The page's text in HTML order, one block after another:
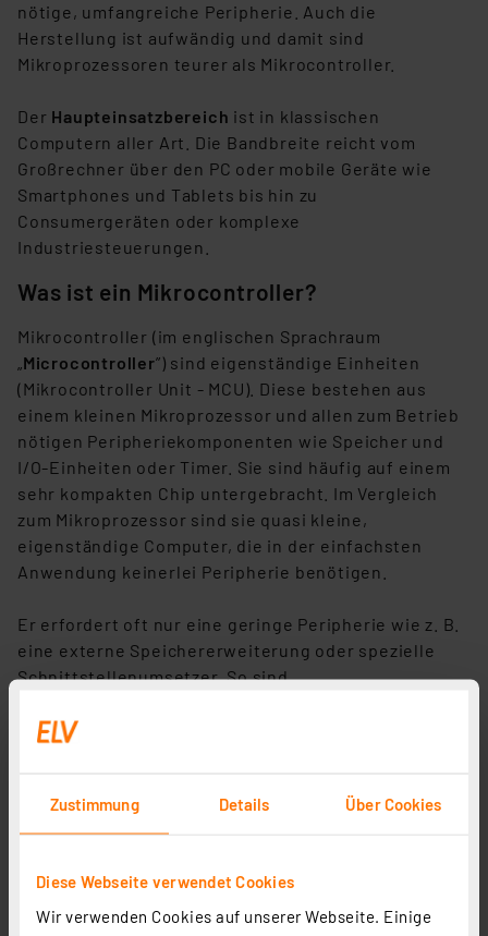
Zustimmung Details Über Cookies
Diese Webseite verwendet Cookies
Wir verwenden Cookies auf unserer Webseite. Einige
nötige, umfangreiche Peripherie. Auch die
Herstellung ist aufwändig und damit sind
Mikroprozessoren teurer als Mikrocontroller.
Der Haupteinsatzbereich ist in klassischen
Computern aller Art. Die Bandbreite reicht vom
Großrechner über den PC oder mobile Geräte wie
Smartphones und Tablets bis hin zu
Consumergeräten oder komplexe
Industriesteuerungen.
Was ist ein Mikrocontroller?
Mikrocontroller (im englischen Sprachraum
„Microcontroller”) sind eigenständige Einheiten
(Mikrocontroller Unit - MCU). Diese bestehen aus
einem kleinen Mikroprozessor und allen zum Betrieb
nötigen Peripheriekomponenten wie Speicher und
I/O-Einheiten oder Timer. Sie sind häufig auf einem
sehr kompakten Chip untergebracht. Im Vergleich
zum Mikroprozessor sind sie quasi kleine,
eigenständige Computer, die in der einfachsten
Anwendung keinerlei Peripherie benötigen.
Er erfordert oft nur eine geringe Peripherie wie z. B.
eine externe Speichererweiterung oder spezielle
Schnittstellenumsetzer. So sind
aufzubauen.
Datenverarbeitung
macht Mikrocontroller in der
Verarbeitung definierter Echtzeitaufgaben
Speicherkommunikation erfordernde
Datenverarbeitung nötig und auch kein aufgesetztes